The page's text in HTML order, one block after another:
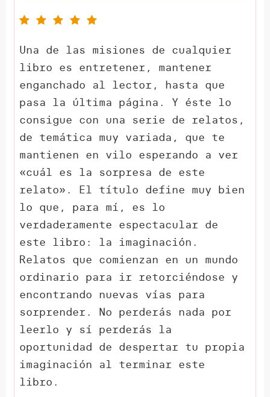
Una de las misiones de cualquier
libro es entretener, mantener
enganchado al lector, hasta que
pasa la última página. Y éste lo
consigue con una serie de relatos,
de temática muy variada, que te
mantienen en vilo esperando a ver
«cuál es la sorpresa de este
relato». El título define muy bien
lo que, para mí, es lo
verdaderamente espectacular de
este libro: la imaginación.
Relatos que comienzan en un mundo
ordinario para ir retorciéndose y
encontrando nuevas vías para
sorprender. No perderás nada por
leerlo y sí perderás la
oportunidad de despertar tu propia
imaginación al terminar este
libro.